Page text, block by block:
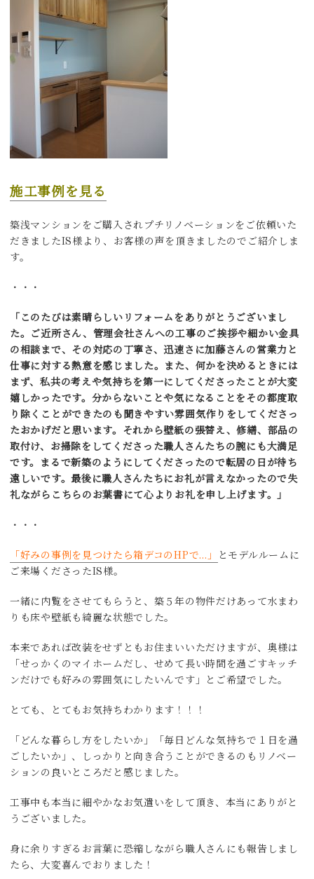
施工事例を見る
築浅マンションをご購入されプチリノベーションをご依頼いた
だきましたIS様より、お客様の声を頂きましたのでご紹介しま
す。
・・・
「このたびは素晴らしいリフォームをありがとうございまし
た。ご近所さん、管理会社さんへの工事のご挨拶や細かい金具
の相談まで、その対応の丁寧さ、迅速さに加藤さんの営業力と
仕事に対する熱意を感じました。また、何かを決めるときには
まず、私共の考えや気持ちを第一にしてくださったことが大変
嬉しかったです。分からないことや気になることをその都度取
り除くことができたのも聞きやすい雰囲気作りをしてくださっ
たおかげだと思います。それから壁紙の張替え、修繕、部品の
取付け、お掃除をしてくださった職人さんたちの腕にも大満足
です。まるで新築のようにしてくださったので転居の日が待ち
遠しいです。最後に職人さんたちにお礼が言えなかったので失
礼ながらこちらのお葉書にて心よりお礼を申し上げます。
」
・・・
「好みの事例を見つけたら箱デコのHPで…」
とモデルルームに
ご来場くださったIS様。
一緒に内覧をさせてもらうと、築５年の物件だけあって水まわ
りも床や壁紙も綺麗な状態でした。
本来であれば改装をせずともお住まいいただけますが、奥様は
「せっかくのマイホームだし、せめて長い時間を過ごすキッチ
ンだけでも好みの雰囲気にしたいんです」とご希望でした。
とても、とてもお気持ちわかります！！！
「どんな暮らし方をしたいか」「毎日どんな気持ちで１日を過
ごしたいか」、しっかりと向き合うことができるのもリノベー
ションの良いところだと感じました。
工事中も本当に細やかなお気遣いをして頂き、本当にありがと
うございました。
身に余りすぎるお言葉に恐縮しながら職人さんにも報告しまし
たら、大変喜んでおりました！